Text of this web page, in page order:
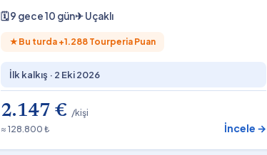
🗓9 gece 10 gün✈Uçaklı
★ Bu turda +1.288Tourperia Puan
İlk kalkış · 2 Eki 2026
2.147 € /kişi
≈ 128.800 ₺
İncele →